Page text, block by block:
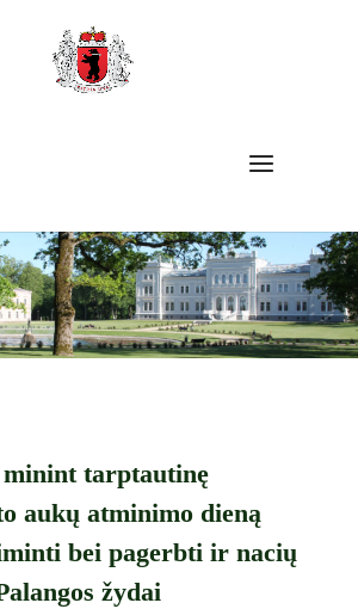
minint tarptautinę
aukų atminimo dieną
bei pagerbti ir nacių
žydai